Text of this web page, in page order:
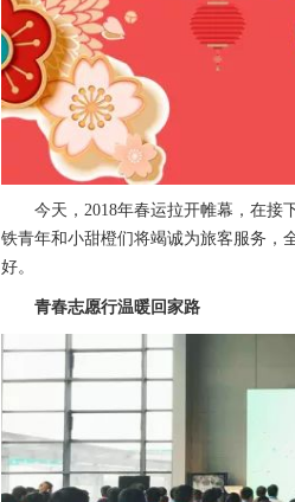
今天，2018年春运拉开帷幕，在接下
铁青年和小甜橙们将竭诚为旅客服务，
好。
青春志愿行温暖回家路